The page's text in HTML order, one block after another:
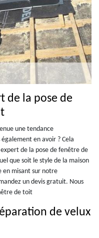
de la pose de
une tendance
en avoir ? Cela
de la pose de fenêtre de
que soit le style de la maison
en misant sur notre
un devis gratuit. Nous
de toit
de velux